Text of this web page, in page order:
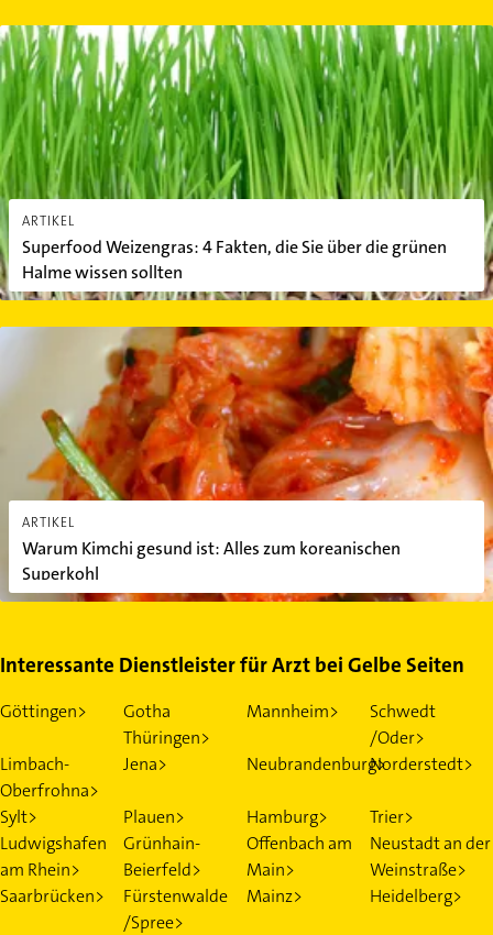
ARTIKEL
Superfood Weizengras: 4 Fakten, die Sie über die grünen
Halme wissen sollten
Superfood Weizengras: 4 Fakten, die Sie über die grünen Halme
ARTIKEL
Warum Kimchi gesund ist: Alles zum koreanischen
Superkohl
Warum Kimchi gesund ist: Alles zum koreanischen Superkohl
Interessante Dienstleister für Arzt bei Gelbe Seiten
Göttingen>
Gotha
Thüringen>
Mannheim>
Schwedt
/Oder>
Limbach-
Oberfrohna>
Jena> Neubrandenburg>Norderstedt>
Sylt> Plauen> Hamburg>
Trier>
Ludwigshafen
am Rhein>
Grünhain-
Beierfeld>
Offenbach am
Main>
Neustadt an der
Weinstraße>
Saarbrücken>
Fürstenwalde
/Spree>
Mainz> Heidelberg>